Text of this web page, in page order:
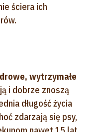
ściera ich
wytrzymałe
i dobrze znoszą
długość życia
zdarzają się psy,